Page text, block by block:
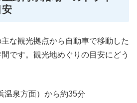
安
な観光拠点から自動車で移動した
です。観光地めぐりの目安にどう
温泉方面）から約35分